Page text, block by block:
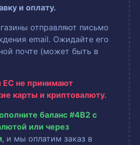
и оплату.
отправляют письмо
email. Ожидайте его
почте (может быть в
ЕС не принимают
карты и криптовалюту.
баланс #4B2 с
или через
, и мы оплатим заказ в